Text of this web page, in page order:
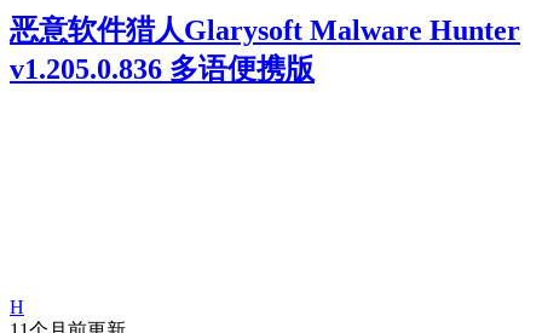
恶意软件猎人Glarysoft Malware Hunter
v1.205.0.836 多语便携版
H